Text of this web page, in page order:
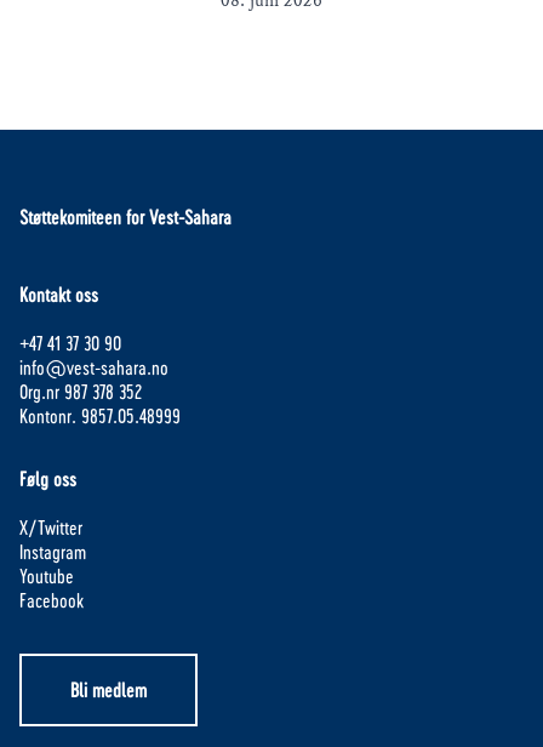
Støttekomiteen for Vest-Sahara
Kontakt oss
+47 41 37 30 90
info@vest-sahara.no
Org.nr 987 378 352
Kontonr. 9857.05.48999
Følg oss
X/Twitter
Instagram
Youtube
Facebook
Bli medlem